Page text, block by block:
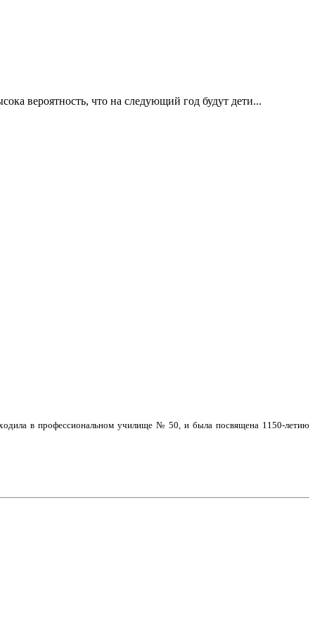
вероятность, что на следующий год будут дети...
в профессиональном училище № 50, и была посвящена 1150-летию